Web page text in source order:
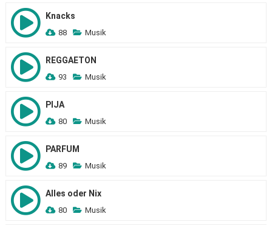
Knacks
88 Musik
REGGAETON
93 Musik
PIJA
80 Musik
PARFUM
89 Musik
Alles oder Nix
80 Musik